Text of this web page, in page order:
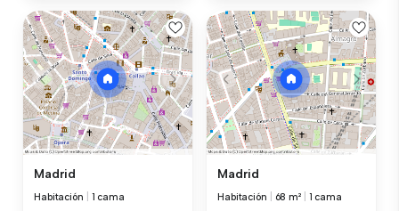
Madrid
Habitación 1 cama
Madrid
Habitación 68 m² 1 cama